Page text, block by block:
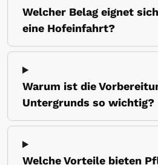
Welcher Belag eignet
eine Hofeinfahrt?
Warum ist die
Untergrunds so wichtig?
Welche Vorteile bieten